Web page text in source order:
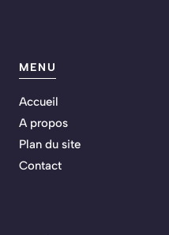
MENU
Accueil
A propos
Plan du site
Contact